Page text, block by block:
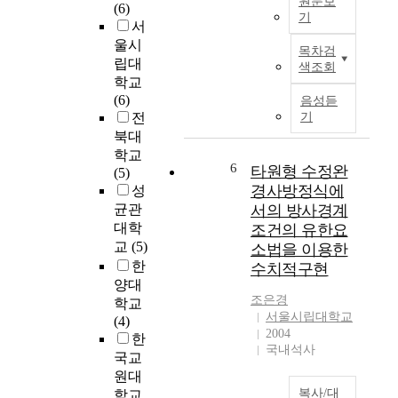
(6)
서
울시
립대
학교
(6)
전
북대
학교
(5)
성
균관
대학
교 (5)
한
양대
학교
(4)
한
국교
원대
도
c
기
목차검
색조회
음성듣
기
6
타원형 수정완
경사방정식에
서의 방사경계
조건의 유한요
소법을 이용한
수치적구현
조은경
서울시립대학교
2004
국내석사
복사/대